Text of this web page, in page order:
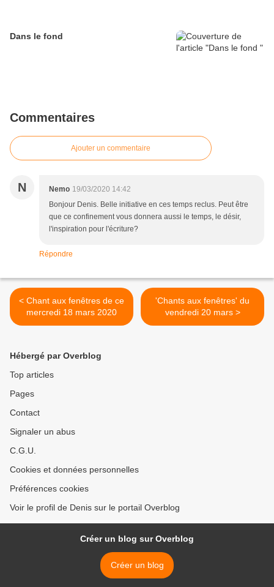
Dans le fond
Commentaires
Ajouter un commentaire
N Nemo 19/03/2020 14:42
Bonjour Denis. Belle initiative en ces temps reclus. Peut être
que ce confinement vous donnera aussi le temps, le désir,
l'inspiration pour l'écriture?
Répondre
< Chant aux fenêtres de ce
mercredi 18 mars 2020
'Chants aux fenêtres' du
vendredi 20 mars >
Hébergé par Overblog
Top articles
Pages
Contact
Signaler un abus
C.G.U.
Cookies et données personnelles
Préférences cookies
Voir le profil de Denis sur le portail Overblog
Créer un blog sur Overblog
Créer un blog